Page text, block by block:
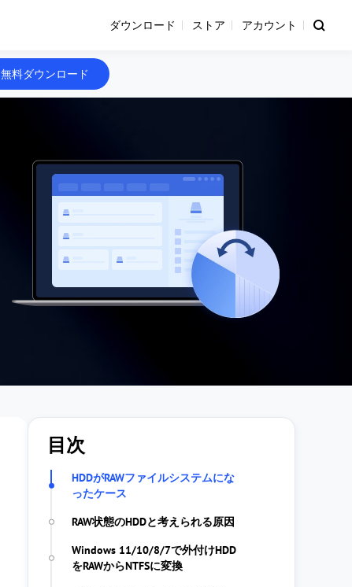
ダウンロード ストア アカウント
無料ダウンロード
目次
HDDがRAWファイルシステムにな
ったケース
RAW状態のHDDと考えられる原因
Windows 11/10/8/7で外付けHDD
をRAWからNTFSに変換